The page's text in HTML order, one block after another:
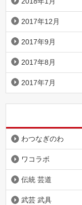
2017年12月
2017年9月
2017年8月
2017年7月
わつなぎのわ
ワコラボ
伝統 芸道
武芸 武具